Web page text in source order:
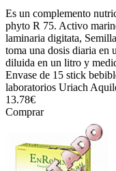
Es un complemento
phyto R 75. Activo
laminaria digitata,
toma una dosis diaria en
diluida en un litro y
Envase de 15 stick
laboratorios Uriach
13.78€
Comprar